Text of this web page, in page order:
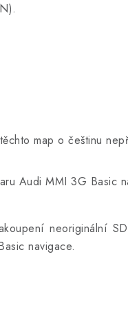
map o češtinu
Audi MMI 3G Basic
neoriginální
navigace.